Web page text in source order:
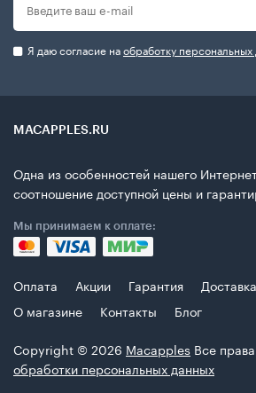
Я даю согласие наобработку персональных
MACAPPLES.RU
Одна из особенностей нашего
соотношение доступной цены и
Мы принимаем к оплате:
Оплата Акции Гарантия Доставка
О магазине
Контакты
Блог
Copyright © 2026 Macapples Все
обработки персональных данных